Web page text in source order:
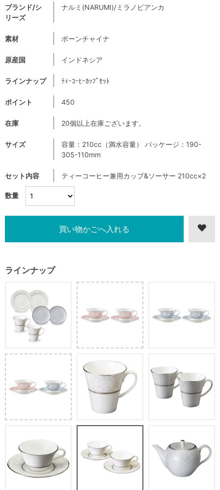
数量
ブランド/シ
リーズ
ナルミ(NARUMI)/ミラノビアンカ
素材 ボーンチャイナ
原産国 インドネシア
ラインナップ ﾃｨｰｺｰﾋｰｶｯﾌﾟｾｯﾄ
ポイント 450
在庫 20個以上在庫ございます。
サイズ
容量：210cc（満水容量） パッケージ：190-
305-110mm
セット内容 ティーコーヒー兼用カップ&ソーサー 210cc×2
ラインナップ